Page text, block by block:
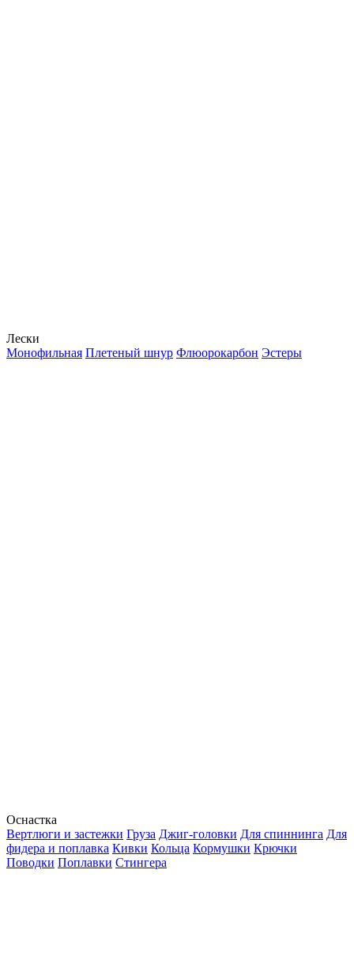
Лески
Монофильная Плетеный шнур Флюорокарбон Эстеры
Оснастка
Вертлюги и застежки Груза Джиг-головки Для спиннинга Для
фидера и поплавка Кивки Кольца Кормушки Крючки
Поводки Поплавки Стингера